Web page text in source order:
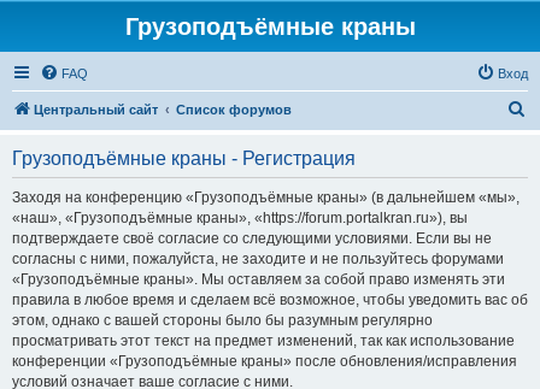
Грузоподъёмные краны
FAQ Вход
Центральный сайт Список форумов
Грузоподъёмные краны - Регистрация
Заходя на конференцию «Грузоподъёмные краны» (в дальнейшем «мы»,
«наш», «Грузоподъёмные краны», «https://forum.portalkran.ru»), вы
подтверждаете своё согласие со следующими условиями. Если вы не
согласны с ними, пожалуйста, не заходите и не пользуйтесь форумами
«Грузоподъёмные краны». Мы оставляем за собой право изменять эти
правила в любое время и сделаем всё возможное, чтобы уведомить вас об
этом, однако с вашей стороны было бы разумным регулярно
просматривать этот текст на предмет изменений, так как использование
конференции «Грузоподъёмные краны» после обновления/исправления
условий означает ваше согласие с ними.